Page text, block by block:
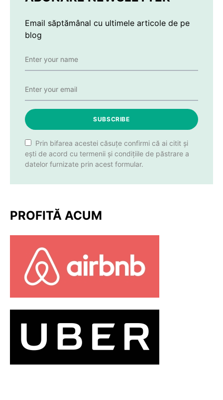
Email săptămânal cu ultimele articole de pe
blog
SUBSCRIBE
Prin bifarea acestei căsuțe confirmi că ai citit și
ești de acord cu termenii și condițiile de păstrare a
datelor furnizate prin acest formular.
PROFITĂ ACUM